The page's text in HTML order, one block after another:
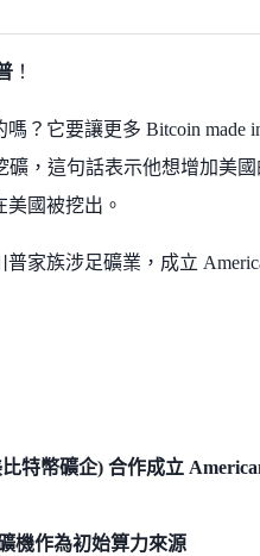
！
？它要讓更多 Bitcoin made
礦，這句話表示他想增加美國
國被挖出。
普家族涉足礦業，成立
特幣礦企) 合作成立
機作為初始算力來源